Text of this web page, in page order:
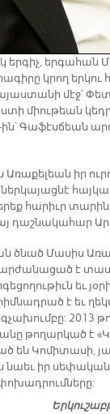
եր­գիչ, եր­գա­հան
կրող եր­կու
մէջ՝
միու­թեան
Գա­ֆէս­ճեան
իր
հարիւր
դաշ­նա­կա­հար
ծնած Մա­սիս
է
եւ
հիմ­նադ­րած է եւ
2013
թո­ղար­կած է
են Կո­մի­տա­սի,
նաեւ իր